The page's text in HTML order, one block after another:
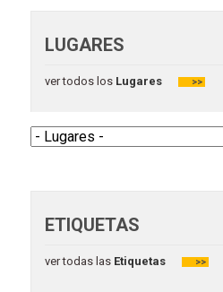
LUGARES
ver todos losLugares >>
ETIQUETAS
ver todas las Etiquetas >>